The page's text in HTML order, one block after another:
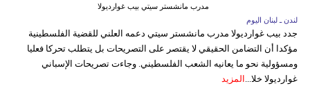
مدرب مانشستر سيتي بيب غوارديولا
لندن ـ لبنان اليوم
جدد بيب غوارديولا مدرب مانشستر سيتي دعمه العلني للقضية الفلسطينية
مؤكدا أن التضامن الحقيقي لا يقتصر على التصريحات بل يتطلب تحركا فعليا
ومسؤولية نحو ما يعانيه الشعب الفلسطيني. وجاءت تصريحات الإسباني
غوارديولا خلا... المزيد